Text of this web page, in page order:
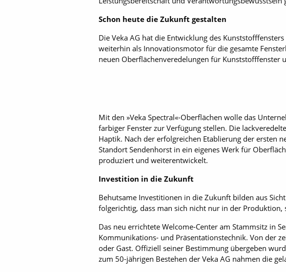
Schon heute die Zukunft gestalten
Die Veka AG hat die Entwicklung des
weiterhin als Innovationsmotor für die gesamte
neuen Oberflächenveredelungen für Kunststofffenster
Mit den »Veka Spectral«-Oberflächen wolle das
farbiger Fenster zur Verfügung stellen. Die
Haptik. Nach der erfolgreichen Etablierung der ersten
Standort Sendenhorst in ein eigenes Werk für
produziert und weiterentwickelt.
Investition in die Zukunft
Behutsame Investitionen in die Zukunft bilden aus
folgerichtig, dass man sich nicht nur in der
Das neu errichtete Welcome-Center am Stammsitz in
Kommunikations- und Präsentationstechnik. Von der
oder Gast. Offiziell seiner Bestimmung übergeben
zum 50-jährigen Bestehen der Veka AG nahmen die